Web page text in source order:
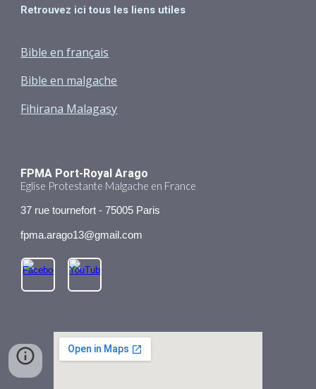
Retrouvez ici tous les liens utiles
Bible en français
Bible en malgache
Fihirana Malagasy
FPMA Port-Royal Arago
Eglise Protestante Malgache en France
37 rue tournefort - 75005 Paris
fpma.arago13@gmail.com